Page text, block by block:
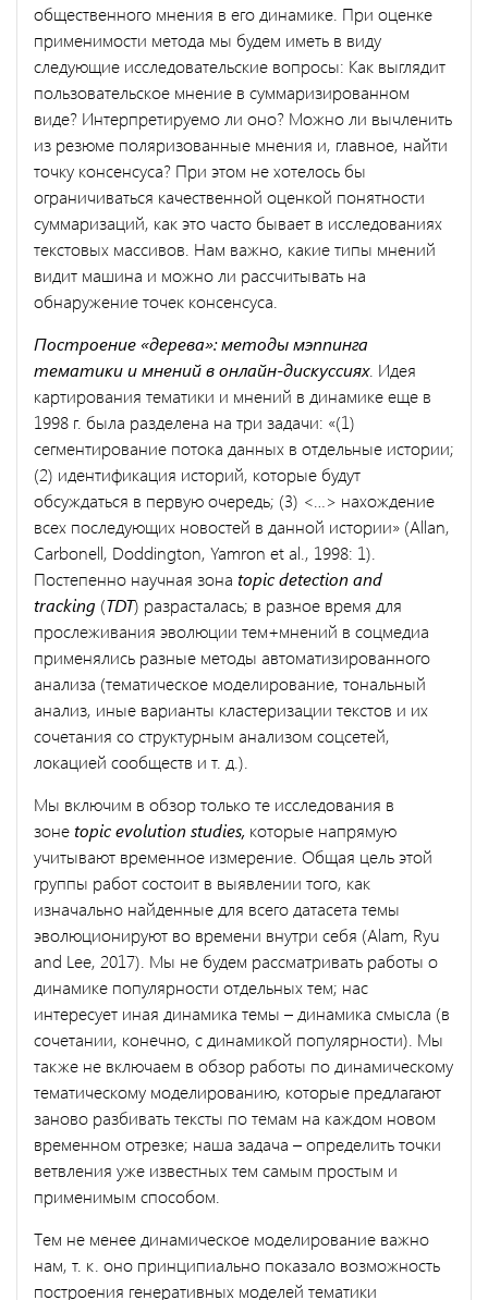
общественного мнения в его динамике. При оценке
применимости метода мы будем иметь в виду
следующие исследовательские вопросы: Как выглядит
пользовательское мнение в суммаризированном
виде? Интерпретируемо ли оно? Можно ли вычленить
из резюме поляризованные мнения и, главное, найти
точку консенсуса? При этом не хотелось бы
ограничиваться качественной оценкой понятности
суммаризаций, как это часто бывает в исследованиях
текстовых массивов. Нам важно, какие типы мнений
видит машина и можно ли рассчитывать на
обнаружение точек консенсуса.
Построение «дерева»: методы мэппинга
тематики и мнений в онлайн-дискуссиях. Идея
картирования тематики и мнений в динамике еще в
1998 г. была разделена на три задачи: «(1)
сегментирование потока данных в отдельные истории;
(2) идентификация историй, которые будут
обсуждаться в первую очередь; (3) <…> нахождение
всех последующих новостей в данной истории» (Allan,
Carbonell, Doddington, Yamron et al., 1998: 1).
Постепенно научная зона topic detection and
tracking (TDT) разрасталась; в разное время для
прослеживания эволюции тем+мнений в соцмедиа
применялись разные методы автоматизированного
анализа (тематическое моделирование, тональный
анализ, иные варианты кластеризации текстов и их
сочетания со структурным анализом соцсетей,
локацией сообществ и т. д.).
Мы включим в обзор только те исследования в
зонеtopicevolution studies, которые напрямую
учитывают временное измерение. Общая цель этой
группы работ состоит в выявлении того, как
изначально найденные для всего датасета темы
эволюционируют во времени внутри себя (Alam, Ryu
and Lee, 2017). Мы не будем рассматривать работы о
динамике популярности отдельных тем; нас
интересует иная динамика темы – динамика смысла (в
сочетании, конечно, с динамикой популярности). Мы
также не включаем в обзор работы по динамическому
тематическому моделированию, которые предлагают
заново разбивать тексты по темам на каждом новом
временном отрезке; наша задача – определить точки
ветвления уже известных тем самым простым и
применимым способом.
Тем не менее динамическое моделирование важно
нам, т. к. оно принципиально показало возможность
построения генеративных моделей тематики